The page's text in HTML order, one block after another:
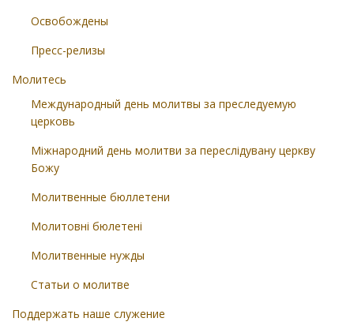
Освобождены
Пресс-релизы
Молитесь
Международный день молитвы за преследуемую
церковь
Міжнародний день молитви за переслідувану церкву
Божу
Молитвенные бюллетени
Молитовні бюлетені
Молитвенные нужды
Статьи о молитве
Поддержать наше служение